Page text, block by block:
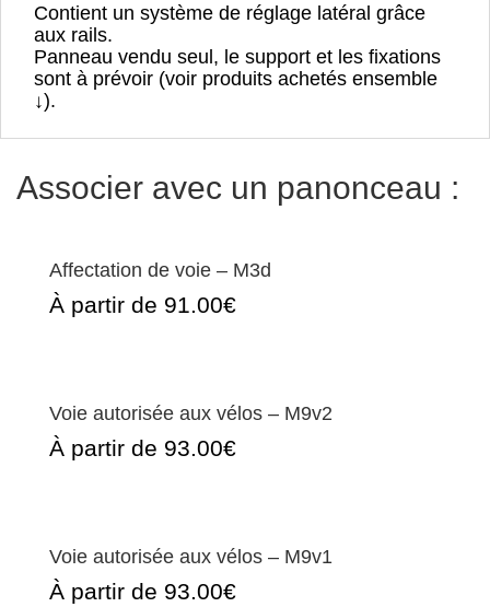
Contient un système de réglage latéral grâce
aux rails.
Panneau vendu seul, le support et les fixations
sont à prévoir (voir produits achetés ensemble
↓).
Associer avec un panonceau :
Affectation de voie – M3d
À partir de 91.00€
Voie autorisée aux vélos – M9v2
À partir de 93.00€
Voie autorisée aux vélos – M9v1
À partir de 93.00€